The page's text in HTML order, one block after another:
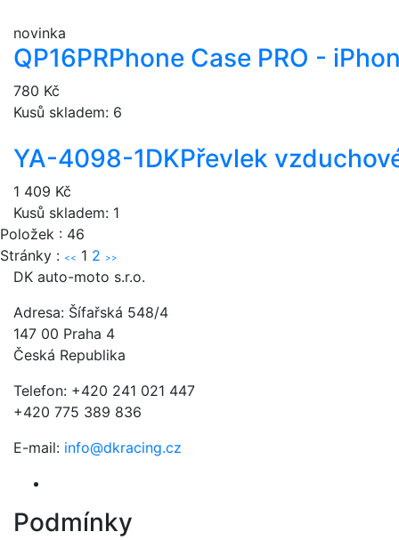
novinka
QP16PRPhone Case PRO -
780 Kč
Kusů skladem: 6
YA-4098-1DKPřevlek
1 409 Kč
Kusů skladem: 1
Položek : 46
Stránky : << 1 2 >>
DK auto-moto s.r.o.
Adresa: Šífařská 548/4
147 00 Praha 4
Česká Republika
Telefon: +420 241 021 447
+420 775 389 836
E-mail: info@dkracing.cz
Podmínky